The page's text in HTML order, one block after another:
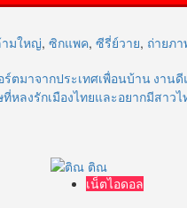
มใหญ่, ซิกแพค, ซีรี่ย์วาย, ถ่ายภ
ตมาจากประเทศเพื่อนบ้าน งาน
หลงรักเมืองไทยและอยากมีสาว
เน็ตไอดอล